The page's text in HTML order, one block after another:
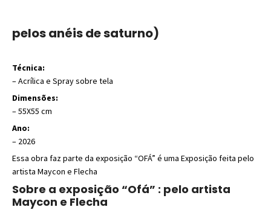
pelos anéis de saturno)
Técnica:
–Acrílica e Spray sobre tela
Dimensões:
– 55X55 cm
Ano:
– 2026
Essa obra faz parte da exposição “OFÁ” é uma Exposição feita pelo
artista Maycon e Flecha
Sobre a exposição “Ofá” : pelo artista
Maycon e Flecha